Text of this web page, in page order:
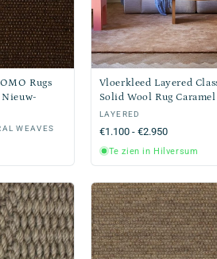
Rugs
WEAVES
Vloerkleed Layered
Solid Wool Rug Caramel
Verkoper:
LAYERED
Normale
prijs
€1.100 - €2.950
Te zien in Hilversum